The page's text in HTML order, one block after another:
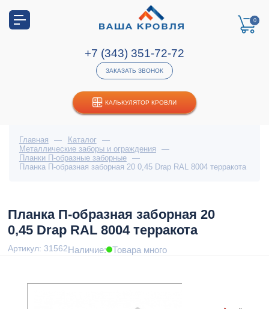
КАЛЬКУЛЯТОР КРОВЛИ
0
+7 (343) 351-72-72
ЗАКАЗАТЬ ЗВОНОК
Главная — Каталог
—
Металлические заборы и ограждения
—
Планки П-образные заборные
—
Планка П-образная заборная 20 0,45 Drap RAL 8004 терракота
Планка П-образная заборная 20
0,45 Drap RAL 8004 терракота
Артикул: 31562Наличие: Товара много